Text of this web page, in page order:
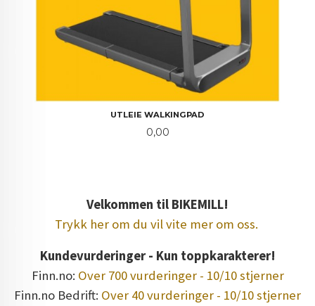
UTLEIE WALKINGPAD
Pris
0,00
Velkommen til BIKEMILL!
Trykk her om du vil vite mer om oss.
Kundevurderinger - Kun toppkarakterer!
Finn.no: Over 700 vurderinger - 10/10 stjerner
Finn.no Bedrift: Over 40 vurderinger - 10/10 stjerner